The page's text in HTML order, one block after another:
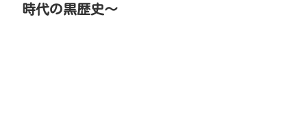
時代の黒歴史～